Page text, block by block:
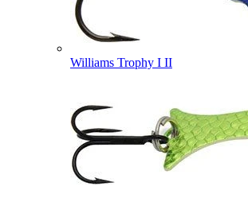
Williams Trophy I II